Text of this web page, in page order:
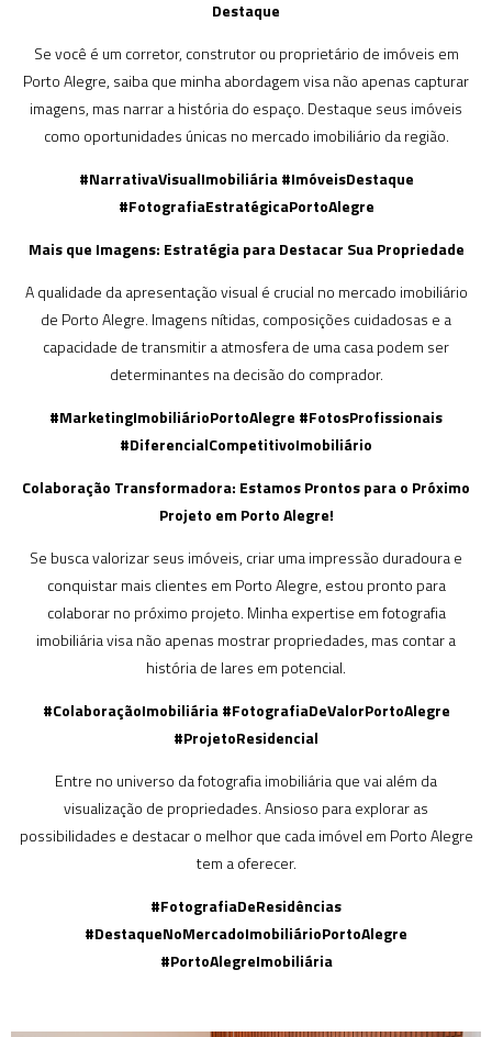
Destaque
Se você é um corretor, construtor ou proprietário de imóveis em
Porto Alegre, saiba que minha abordagem visa não apenas capturar
imagens, mas narrar a história do espaço. Destaque seus imóveis
como oportunidades únicas no mercado imobiliário da região.
#NarrativaVisualImobiliária #ImóveisDestaque
#FotografiaEstratégicaPortoAlegre
Mais que Imagens: Estratégia para Destacar Sua Propriedade
A qualidade da apresentação visual é crucial no mercado imobiliário
de Porto Alegre. Imagens nítidas, composições cuidadosas e a
capacidade de transmitir a atmosfera de uma casa podem ser
determinantes na decisão do comprador.
#MarketingImobiliárioPortoAlegre #FotosProfissionais
#DiferencialCompetitivoImobiliário
Colaboração Transformadora: Estamos Prontos para o Próximo
Projeto em Porto Alegre!
Se busca valorizar seus imóveis, criar uma impressão duradoura e
conquistar mais clientes em Porto Alegre, estou pronto para
colaborar no próximo projeto. Minha expertise em fotografia
imobiliária visa não apenas mostrar propriedades, mas contar a
história de lares em potencial.
#ColaboraçãoImobiliária #FotografiaDeValorPortoAlegre
#ProjetoResidencial
Entre no universo da fotografia imobiliária que vai além da
visualização de propriedades. Ansioso para explorar as
possibilidades e destacar o melhor que cada imóvel em Porto Alegre
tem a oferecer.
#FotografiaDeResidências
#DestaqueNoMercadoImobiliárioPortoAlegre
#PortoAlegreImobiliária